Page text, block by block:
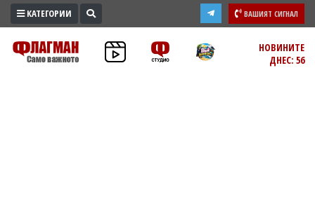
ПРОМО
ЗОНА
КАТЕГОРИИ ВАШИЯТ СИГНАЛ
НОВИНИТЕ
ДНЕС: 56